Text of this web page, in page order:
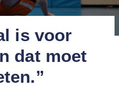
is voor
dat moet